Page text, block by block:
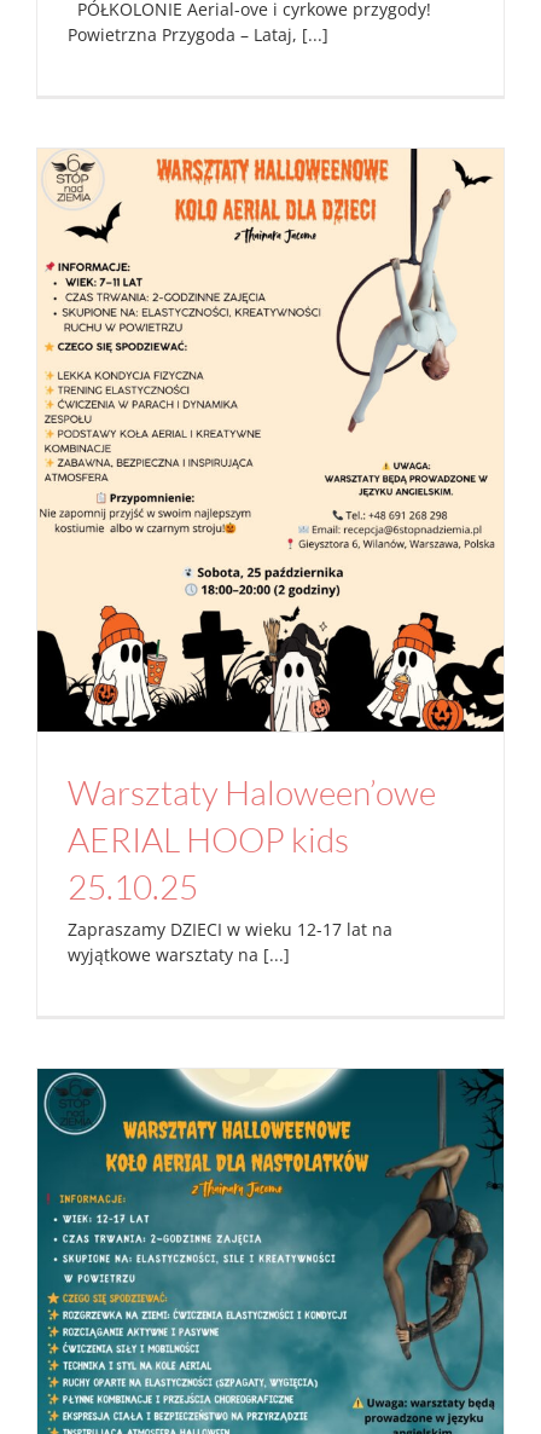
PÓŁKOLONIE Aerial-ove i cyrkowe przygody!
Powietrzna Przygoda – Lataj, [...]
Warsztaty Haloween’owe AERIAL HOOP kids
Aktualności Studio
Warsztaty Haloween’owe
AERIAL HOOP kids
25.10.25
Zapraszamy DZIECI w wieku 12-17 lat na
wyjątkowe warsztaty na [...]
Haloween’owe warsztaty AERIAL HOOP
teens 26.10.25
Aktualności Studio